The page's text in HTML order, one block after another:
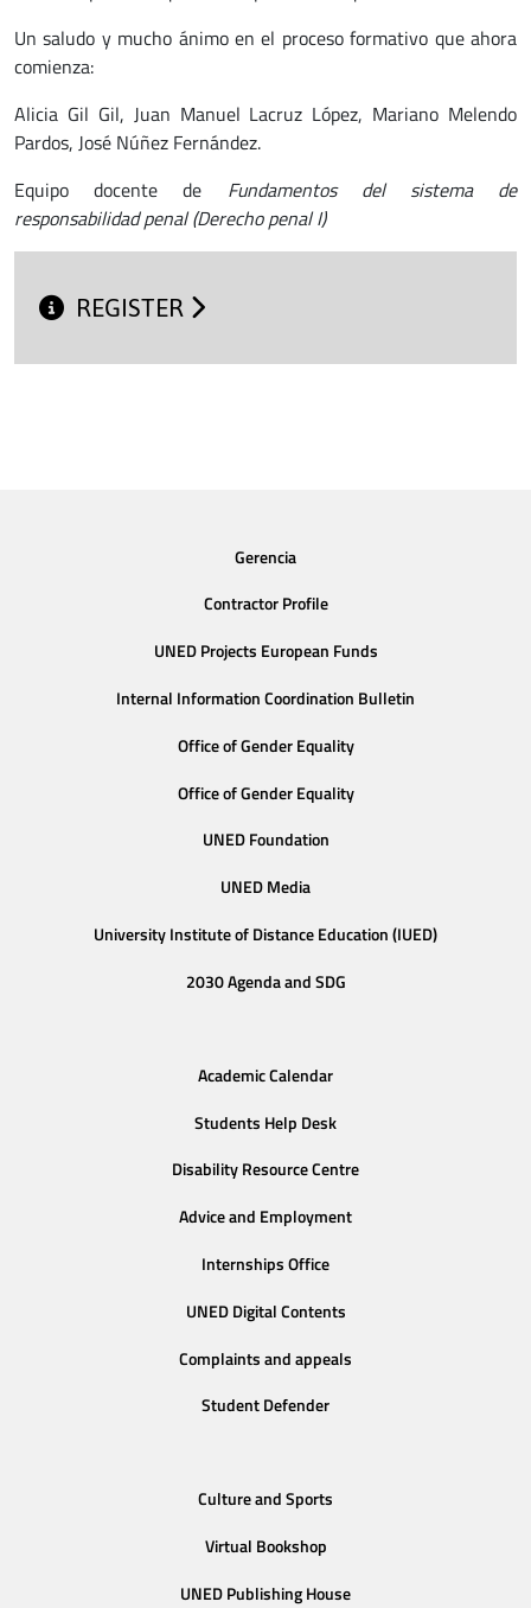
Un saludo y mucho ánimo en el proceso formativo que ahora
comienza:
Alicia Gil Gil, Juan Manuel Lacruz López, Mariano Melendo
Pardos, José Núñez Fernández.
Equipo docente de Fundamentos del sistema de
responsabilidad penal (Derecho penal I)
REGISTER
Gerencia
Contractor Profile
UNED Projects European Funds
Internal Information Coordination Bulletin
Office of Gender Equality
Office of Gender Equality
UNED Foundation
UNED Media
University Institute of Distance Education (IUED)
2030 Agenda and SDG
Academic Calendar
Students Help Desk
Disability Resource Centre
Advice and Employment
Internships Office
UNED Digital Contents
Complaints and appeals
Student Defender
Culture and Sports
Virtual Bookshop
UNED Publishing House